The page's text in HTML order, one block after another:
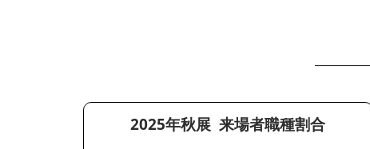
2025年秋展 来場者職種割合